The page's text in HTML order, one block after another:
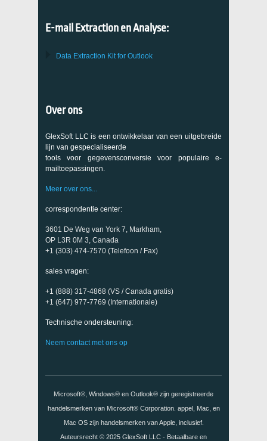
E-mail Extraction en Analyse:
Data Extraction Kit for Outlook
Over ons
GlexSoft LLC is een ontwikkelaar van een uitgebreide
lijn van gespecialiseerde
tools voor gegevensconversie voor populaire e-
mailtoepassingen.
Meer over ons...
correspondentie center:
3601 De Weg van York 7, Markham,
OP L3R 0M 3, Canada
+1 (303) 474-7570 (Telefoon / Fax)
sales vragen:
+1 (888) 317-4868 (VS / Canada gratis)
+1 (647) 977-7769 (Internationale)
Technische ondersteuning:
Neem contact met ons op
Microsoft®, Windows® en Outlook® zijn geregistreerde
handelsmerken van Microsoft® Corporation. appel, Mac, en
Mac OS zijn handelsmerken van Apple, inclusief.
Auteursrecht © 2025 GlexSoft LLC - Betaalbare en